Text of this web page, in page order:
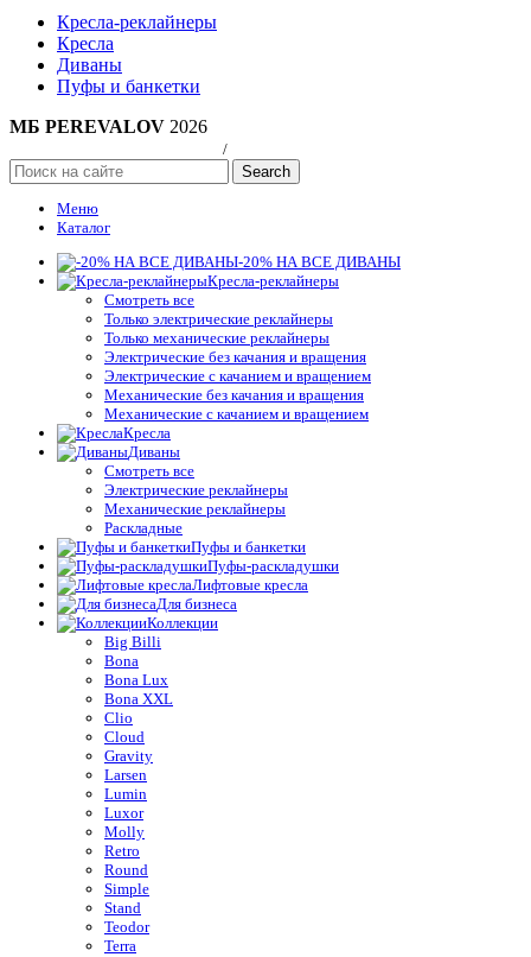
Кресла-реклайнеры
Кресла
Диваны
Пуфы и банкетки
МБ PEREVALOV 2026
/
Search
Меню
Каталог
-20% НА ВСЕ ДИВАНЫ
Кресла-реклайнеры
Смотреть все
Только электрические реклайнеры
Только механические реклайнеры
Электрические без качания и вращения
Электрические с качанием и вращением
Механические без качания и вращения
Механические с качанием и вращением
Кресла
Диваны
Смотреть все
Электрические реклайнеры
Механические реклайнеры
Раскладные
Пуфы и банкетки
Пуфы-раскладушки
Лифтовые кресла
Для бизнеса
Коллекции
Big Billi
Bona
Bona Lux
Bona XXL
Clio
Cloud
Gravity
Larsen
Lumin
Luxor
Molly
Retro
Round
Simple
Stand
Teodor
Terra